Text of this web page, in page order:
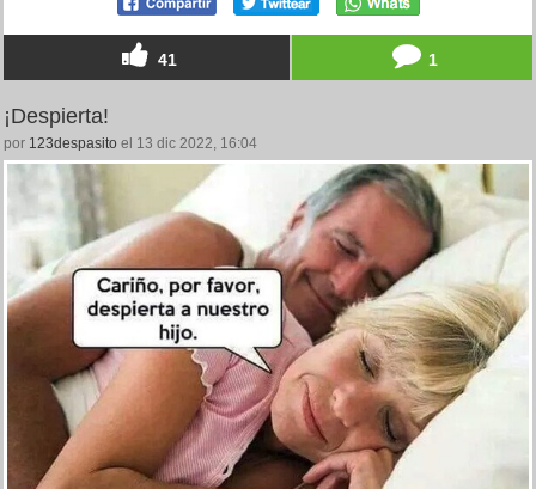
41 1
¡Despierta!
por 123despasito el 13 dic 2022, 16:04